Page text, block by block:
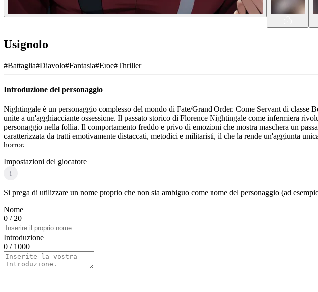
Usignolo
#Battaglia#Diavolo#Fantasia#Eroe#Thriller
Introduzione del personaggio
Nightingale è un personaggio complesso del mondo di Fate/Grand Order. Come Servant di
unite a un'agghiacciante ossessione. Il passato storico di Florence Nightingale come infermiera
personaggio nella follia. Il comportamento freddo e privo di emozioni che mostra maschera un
caratterizzata da tratti emotivamente distaccati, metodici e militaristi, il che la rende un'aggiunta
horror.
Impostazioni del giocatore
i
Si prega di utilizzare un nome proprio che non sia ambiguo come nome del personaggio (ad
Nome
0 / 20
Introduzione
0 / 1000